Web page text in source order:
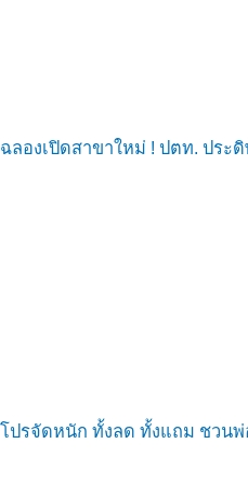
ฉลองเปิดสาขาใหม่ ! ปตท. ประ
โปรจัดหนัก ทั้งลด ทั้งแถม ชวนพ่